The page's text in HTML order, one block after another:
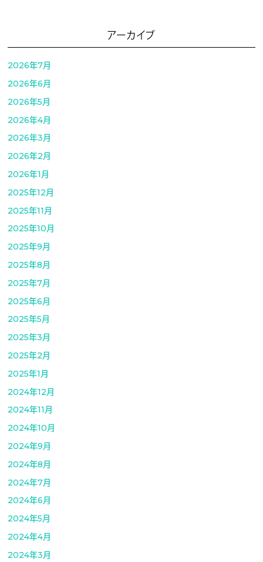
アーカイブ
2026年7月
2026年6月
2026年5月
2026年4月
2026年3月
2026年2月
2026年1月
2025年12月
2025年11月
2025年10月
2025年9月
2025年8月
2025年7月
2025年6月
2025年5月
2025年3月
2025年2月
2025年1月
2024年12月
2024年11月
2024年10月
2024年9月
2024年8月
2024年7月
2024年6月
2024年5月
2024年4月
2024年3月